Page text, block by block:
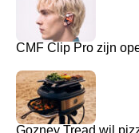
CMF Clip Pro zijn
Gozney Tread wil